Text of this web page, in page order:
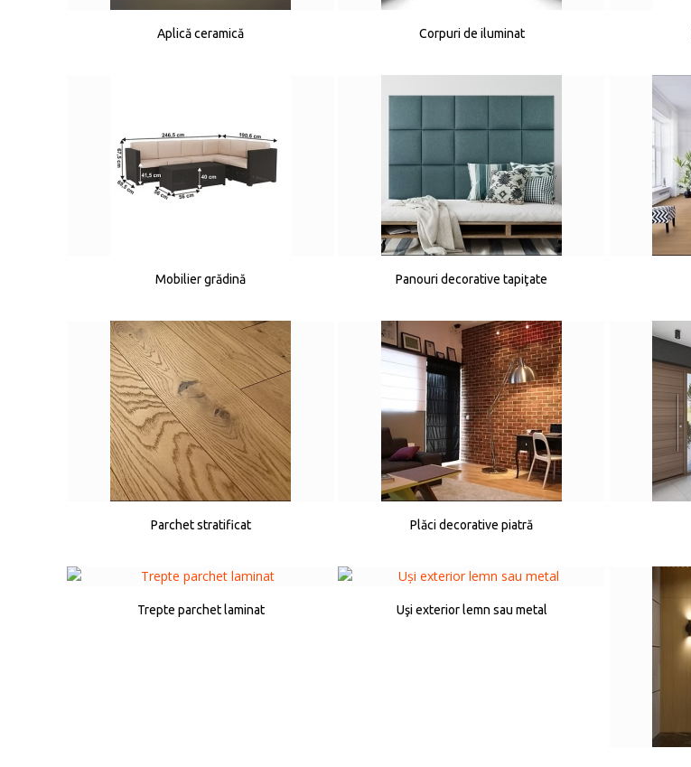
Aplică ceramică Corpuri de iluminat
Mobilier grădină Panouri decorative tapiţate
Parchet stratificat Plăci decorative piatră
Trepte parchet laminat Uşi exterior lemn sau metal